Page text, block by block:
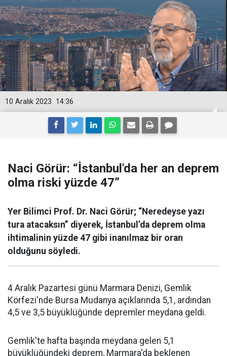
14:36
10 Aralık 2023
Naci Görür: “İstanbul'da her an deprem
olma riski yüzde 47”
Yer Bilimci Prof. Dr. Naci Görür; “Neredeyse yazı
tura atacaksın” diyerek, İstanbul’da deprem olma
ihtimalinin yüzde 47 gibi inanılmaz bir oran
olduğunu söyledi.
4 Aralık Pazartesi günü Marmara Denizi, Gemlik
Körfezi'nde Bursa Mudanya açıklarında 5,1, ardından
4,5 ve 3,5 büyüklüğünde depremler meydana geldi.
Gemlik'te hafta başında meydana gelen 5,1
büyüklüğündeki deprem, Marmara'da beklenen